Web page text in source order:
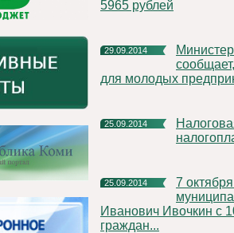
5965 рублей
29.09.2014
Министерство экономического развития Республики Коми
для молодых
25.09.2014
Налоговая служба проводит Дни открытых дверей для
25.09.2014
7 октября 2014 года руководитель администрации
Иванович Ивочкин с
граждан...